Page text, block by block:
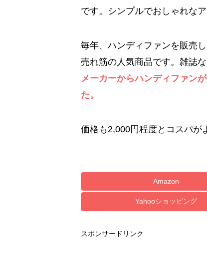
です。シンプルでおしゃれな
毎年、ハンディファンを販売
売れ筋の人気商品です。雑誌
メーカーからハンディファン
た。
価格も2,000円程度とコスパが
Amazon
Yahooショッピング
スポンサードリンク